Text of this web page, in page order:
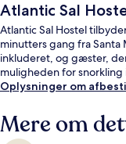
Atlantic Sal
Atlantic Sal Hostel
minutters gang fra
inkluderet, og gæster,
muligheden for
Oplysninger om
Mere om